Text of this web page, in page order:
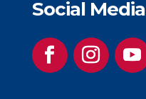
Social Media